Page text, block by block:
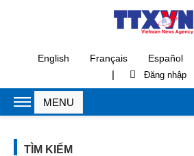
English Français Español
|
TÌM KIẾM